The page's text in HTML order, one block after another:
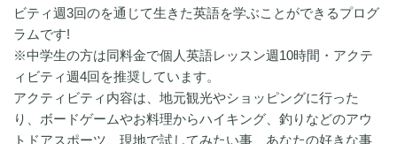
ビティ週3回のを通じて生きた英語を学ぶことができるプログ
ラムです!
※中学生の方は同料金で個人英語レッスン週10時間・アクテ
ィビティ週4回を推奨しています。
アクティビティ内容は、地元観光やショッピングに行った
り、ボードゲームやお料理からハイキング、釣りなどのアウ
トドアスポーツ、現地で試してみたい事、あなたの好きな事